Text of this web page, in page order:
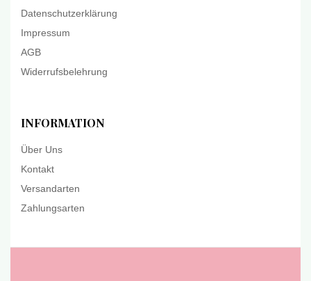
Datenschutzerklärung
Impressum
AGB
Widerrufsbelehrung
INFORMATION
Über Uns
Kontakt
Versandarten
Zahlungsarten